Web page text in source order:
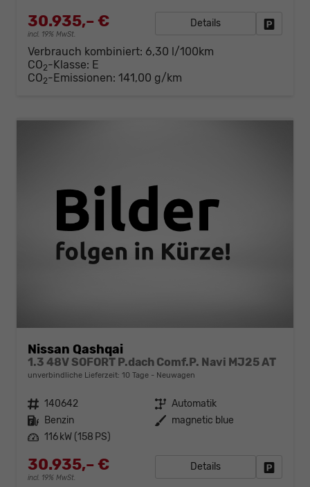
30.935,– €
incl. 19% MwSt.
Details
Verbrauch kombiniert: 6,30 l/100km
CO2-Klasse: E
CO2-Emissionen: 141,00 g/km
Nissan Qashqai
1.3 48V SOFORT P.dach Comf.P. Navi MJ25 AT
unverbindliche Lieferzeit: 10 Tage Neuwagen
Fahrzeugnr. 140642 Getriebe Automatik
Kraftstoff Benzin Außenfarbe magnetic blue
Leistung 116 kW (158 PS)
30.935,– €
incl. 19% MwSt.
Details